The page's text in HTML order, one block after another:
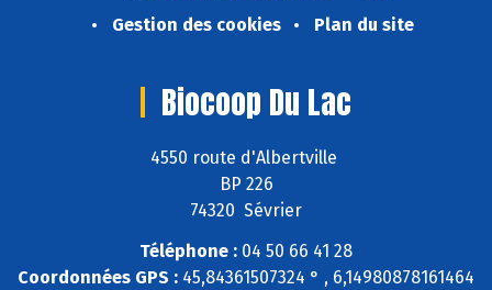
Gestion des cookies
Plan du site
Biocoop Du Lac
4550 route d'Albertville
BP 226
74320 Sévrier
Téléphone : 04 50 66 41 28
Coordonnées GPS : 45,84361507324 ° , 6,14980878161464